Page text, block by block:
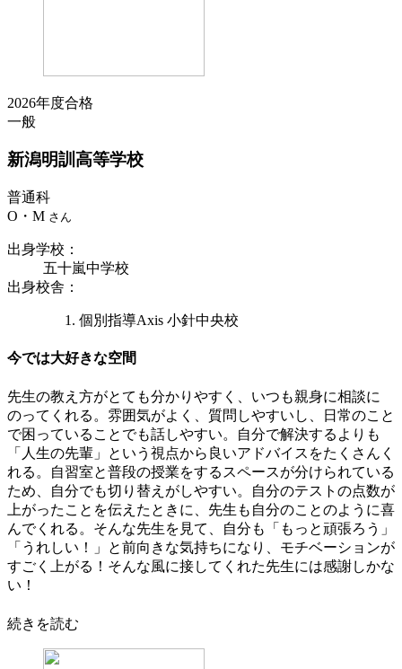
2026年度合格
一般
新潟明訓 高等学校
普通科
O・M さん
出身学校 ：
五十嵐中学校
出身校舎 ：
個別指導Axis 小針中央校
今では大好きな空間
先生の教え方がとても分かりやすく、いつも親身に相談に
のってくれる。雰囲気がよく、質問しやすいし、日常のこと
で困っていることでも話しやすい。自分で解決するよりも
「人生の先輩」という視点から良いアドバイスをたくさんく
れる。自習室と普段の授業をするスペースが分けられている
ため、自分でも切り替えがしやすい。自分のテストの点数が
上がったことを伝えたときに、先生も自分のことのように喜
んでくれる。そんな先生を見て、自分も「もっと頑張ろう」
「うれしい！」と前向きな気持ちになり、モチベーションが
すごく上がる！そんな風に接してくれた先生には感謝しかな
い！
続きを読む